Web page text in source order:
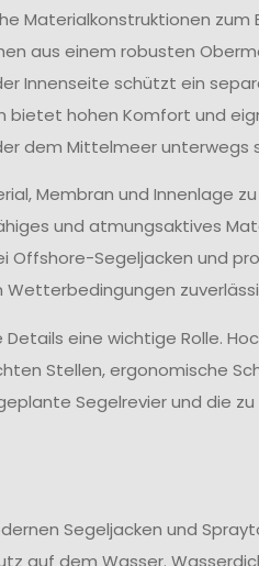
Materialkonstruktionen zum
aus einem robusten
Innenseite schützt ein
bietet hohen Komfort und
dem Mittelmeer unterwegs
Membran und Innenlage
und atmungsaktives
Offshore-Segeljacken und
eine wichtige Rolle.
Stellen, ergonomische
Segelrevier und die
Segeljacken und
auf dem Wasser.